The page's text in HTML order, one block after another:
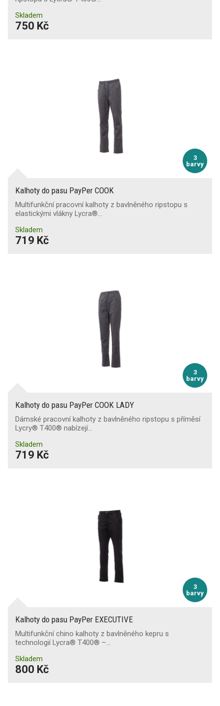
Skladem
750 Kč
3
barvy
Kalhoty do pasu PayPer COOK
Multifunkční pracovní kalhoty z bavlněného ripstopu s
elastickými vlákny Lycra®…
Skladem
719 Kč
3
barvy
Kalhoty do pasu PayPer COOK LADY
Dámské pracovní kalhoty z bavlněného ripstopu s příměsí
Lycry® T400® nabízejí…
Skladem
719 Kč
3
barvy
Kalhoty do pasu PayPer EXECUTIVE
Multifunkční chino kalhoty z bavlněného kepru s
technologií Lycra® T400® –…
Skladem
800 Kč